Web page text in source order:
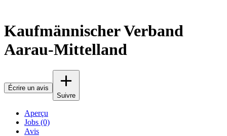
Kaufmännischer Verband
Aarau-Mittelland
Écrire un avis
Suivre
Aperçu
Jobs (0)
Avis